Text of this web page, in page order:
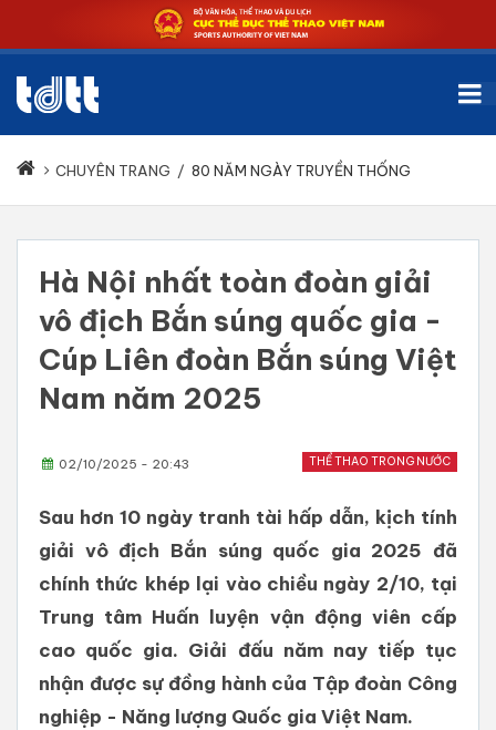
CHUYÊN TRANG / 80 NĂM NGÀY TRUYỀN THỐNG
Hà Nội nhất toàn đoàn giải
vô địch Bắn súng quốc gia -
Cúp Liên đoàn Bắn súng Việt
Nam năm 2025
THỂ THAO TRONG NƯỚC
02/10/2025 - 20:43
Sau hơn 10 ngày tranh tài hấp dẫn, kịch tính
giải vô địch Bắn súng quốc gia 2025 đã
chính thức khép lại vào chiều ngày 2/10, tại
Trung tâm Huấn luyện vận động viên cấp
cao quốc gia. Giải đấu năm nay tiếp tục
nhận được sự đồng hành của Tập đoàn Công
nghiệp - Năng lượng Quốc gia Việt Nam.